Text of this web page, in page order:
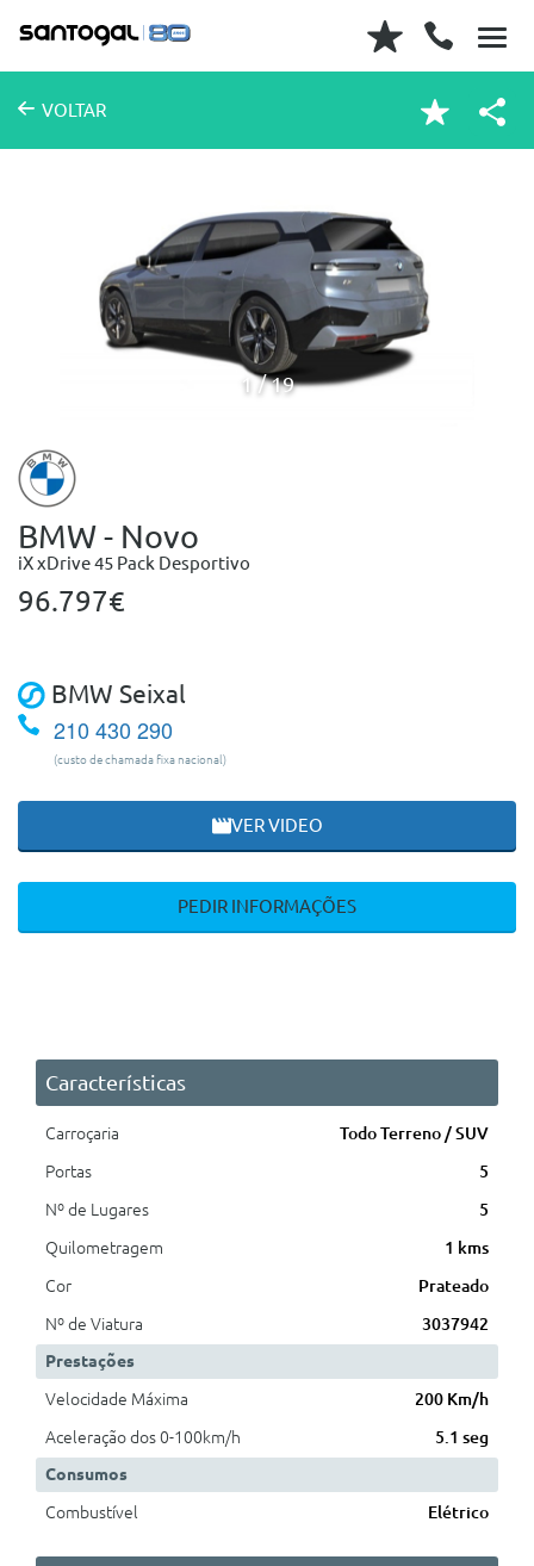
VOLTAR
1 19
BMW - Novo
iX xDrive 45 Pack Desportivo
96.797€
BMW Seixal
210 430 290
(custo de chamada fixa nacional)
VER VIDEO
PEDIR INFORMAÇÕES
Características
Carroçaria
Todo Terreno / SUV
Portas
5
Nº de Lugares
5
Quilometragem
1 kms
Cor
Prateado
Nº de Viatura
3037942
Prestações
Velocidade Máxima
200 Km/h
Aceleração dos 0-100km/h
5.1 seg
Consumos
Combustível
Elétrico